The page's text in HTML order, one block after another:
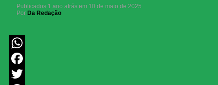
Publicados 1 ano atrás em 10 de maio de 2025
Por Da Redação
WhatsApp
Facebook